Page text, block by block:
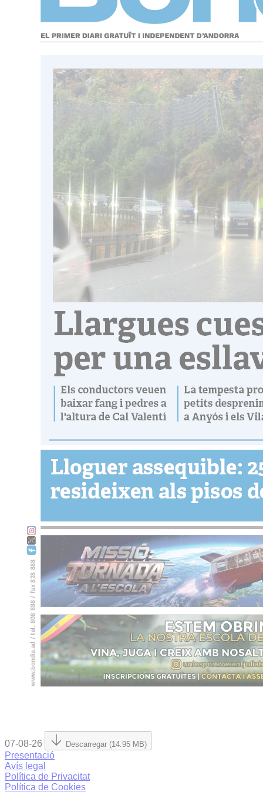
07-08-26 Descarregar (14.95 MB)
Presentació
Avís legal
Política de Privacitat
Política de Cookies